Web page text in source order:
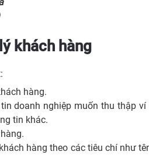
khách hàng
hàng.
doanh nghiệp muốn thu thập
tin khác.
hàng theo các tiêu chí như